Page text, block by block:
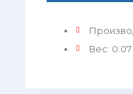
Вес: 0.07